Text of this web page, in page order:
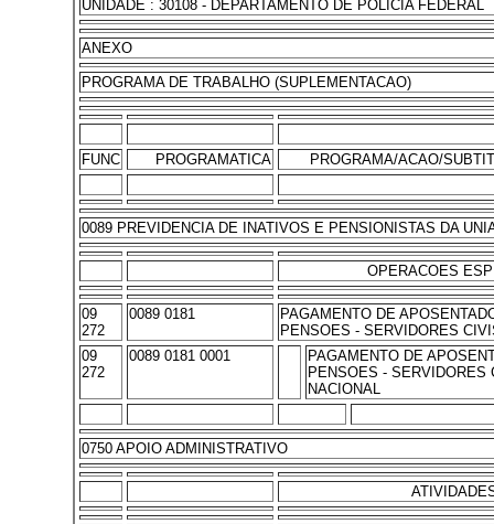
UNIDADE : 30108 - DEPARTAMENTO DE POLICIA FEDERAL
ANEXO
PROGRAMA DE TRABALHO (SUPLEMENTACAO)
FUNC PROGRAMATICA PROGRAMA/ACAO/
0089 PREVIDENCIA DE INATIVOS E PENSIONISTAS DA
OPERACOES
09
272
0089 0181
PAGAMENTO DE
PENSOES - SERVIDORES
09
272
0089 0181 0001
PAGAMENTO DE
PENSOES - SERVIDORES
NACIONAL
0750 APOIO ADMINISTRATIVO